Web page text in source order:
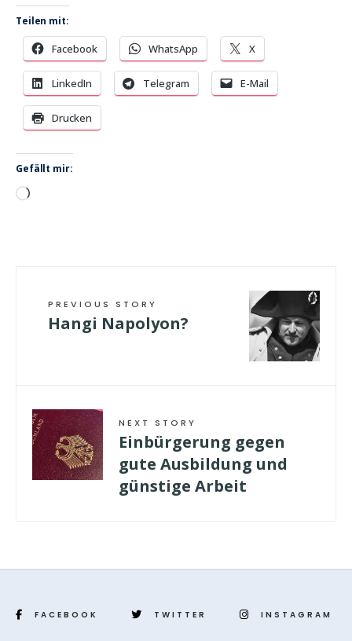
Teilen mit:
Facebook WhatsApp X
LinkedIn Telegram E-Mail
Drucken
Gefällt mir:
Wird
PREVIOUS STORY
Hangi Napolyon?
NEXT STORY
Einbürgerung gegen
gute Ausbildung und
günstige Arbeit
FACEBOOK TWITTER INSTAGRAM